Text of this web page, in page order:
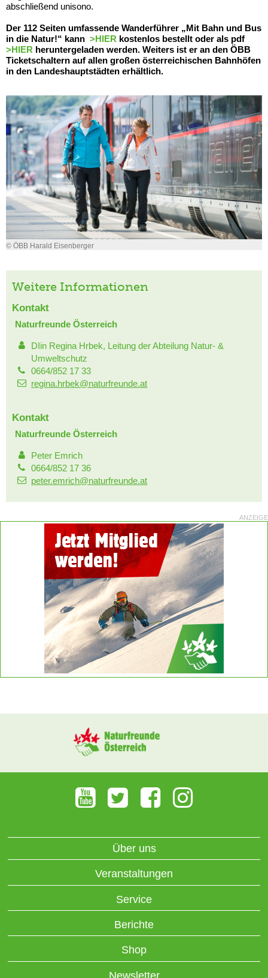
abschließend unisono.
Der 112 Seiten umfassende Wanderführer „Mit Bahn und Bus
in die Natur!“ kann >HIER kostenlos bestellt oder als pdf
>HIER heruntergeladen werden. Weiters ist er an den ÖBB
Ticketschaltern auf allen großen österreichischen Bahnhöfen
in den Landeshauptstädten erhältlich.
© ÖBB Harald Eisenberger
Weitere Informationen
Kontakt
Naturfreunde Österreich
DIin Regina Hrbek, Leitung der Abteilung Natur- &
Umweltschutz
0664/852 17 33
regina.hrbek@naturfreunde.at
Kontakt
Naturfreunde Österreich
Peter Emrich
0664/852 17 36
peter.emrich@naturfreunde.at
ANZEIGE
Über uns
Veranstaltungen
Service
Berichte
Shop
Newsletter